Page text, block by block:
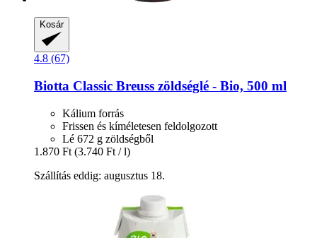
Kosár
4.8 (67)
Biotta Classic Breuss zöldséglé -​ Bio, 500 ml
Kálium forrás
Frissen és kíméletesen feldolgozott
Lé 672 g zöldségből
1.870 Ft (3.740 Ft / l)
Szállítás eddig: augusztus 18.